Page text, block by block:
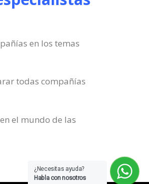
¿Necesitas ayuda?
Habla con nosotros
en los temas
todas compañías
el mundo de las